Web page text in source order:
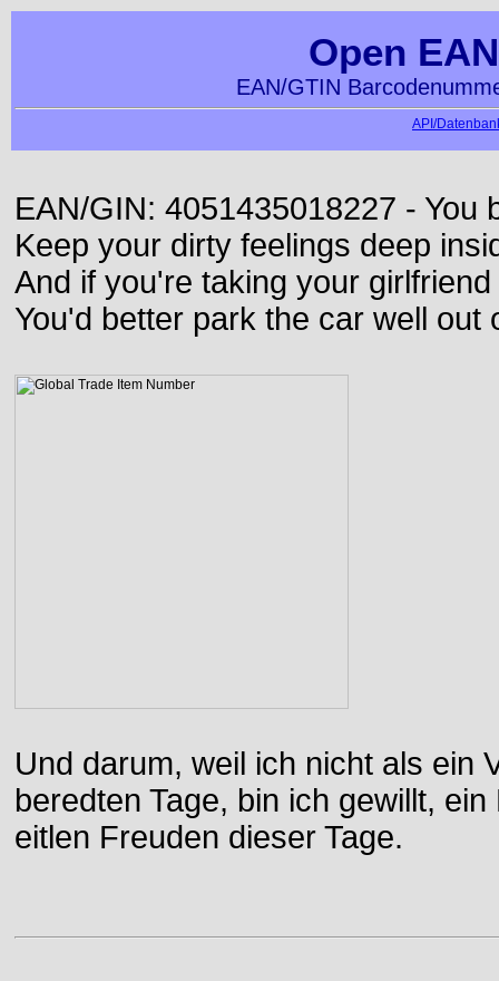
Open
EAN/GTIN
API/
EAN/GIN: 4051435018227 - You
Keep your dirty feelings deep
And if you're taking your
You'd better park the car well out
Und darum, weil ich nicht als ein
beredten Tage, bin ich gewillt,
eitlen Freuden dieser Tage.